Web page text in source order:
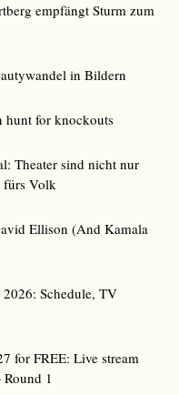
empfängt Sturm zum
in Bildern
hunt for knockouts
Theater sind nicht nur
fürs Volk
Ellison (And Kamala
Schedule, TV
for FREE: Live stream
1